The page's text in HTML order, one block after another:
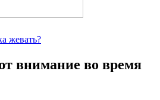
жевать?
внимание во время